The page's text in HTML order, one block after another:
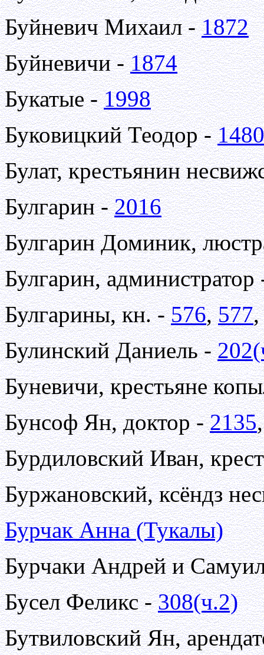
Буйневич Михаил -1872
Буйневичи -1874
Букатые -1998
Буковицкий Теодор -1480
Булат, крестьянин
Булгарин -2016
Булгарин Доминик,
Булгарин,
Булгарины, кн. -576,577
Булинский Даниель -
Буневичи, крестьяне
Бунсоф Ян, доктор -2135
Бурдиловский Иван,
Буржановский, ксёндз
Бурчак Анна (Тукалы)
Бурчаки Андрей и
Бусел Феликс -308(ч.2)
Бутвиловский Ян,